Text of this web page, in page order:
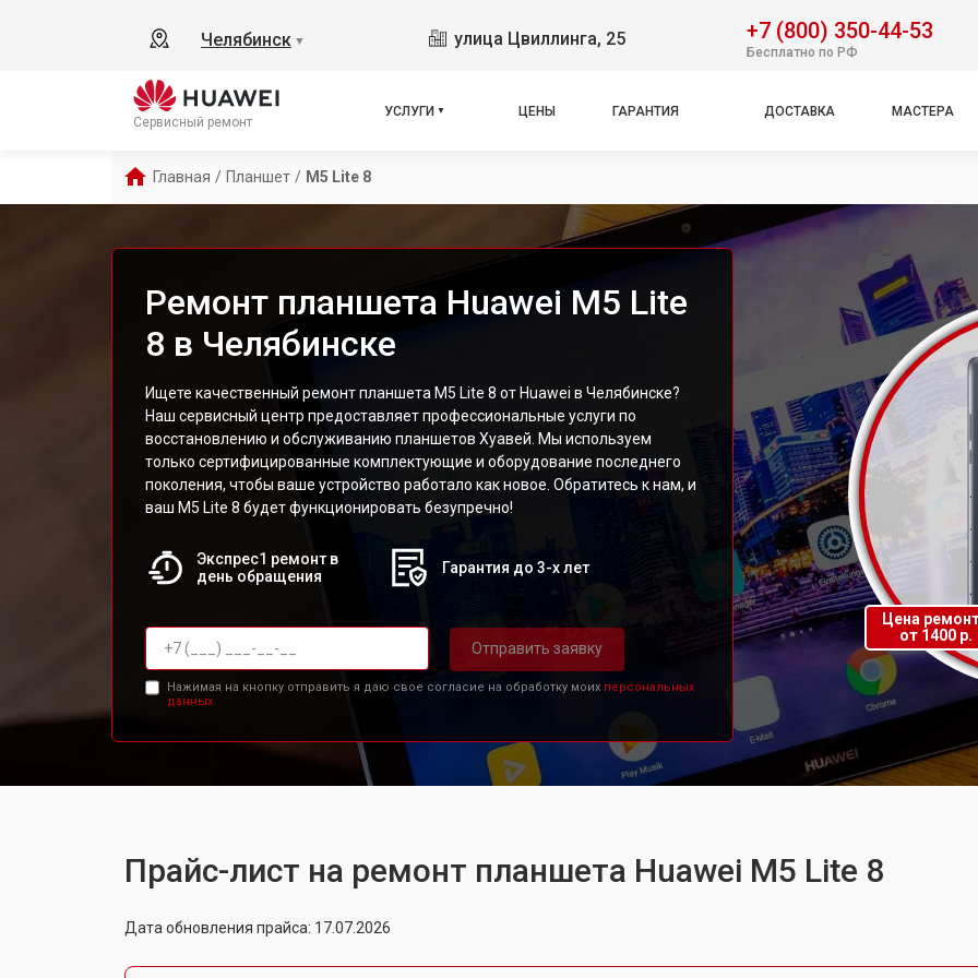
Челябинск ▼ улица Цвиллинга, 25 +7 (800) 350-44-53
Бесплатно по РФ
Сервисный ремонт
УСЛУГИ ЦЕНЫ ГАРАНТИЯ ДОСТАВКА МАСТЕРА
Главная / Планшет / M5 Lite 8
Ремонт планшета Huawei M5 Lite
8 в Челябинске
Ищете качественный ремонт планшета M5 Lite 8 от Huawei в Челябинске?
Наш сервисный центр предоставляет профессиональные услуги по
восстановлению и обслуживанию планшетов Хуавей. Мы используем
только сертифицированные комплектующие и оборудование последнего
поколения, чтобы ваше устройство работало как новое. Обратитесь к нам, и
ваш M5 Lite 8 будет функционировать безупречно!
Экспрес1 ремонт в
день обращения
Гарантия до 3-х лет
Отправить заявку
Нажимая на кнопку отправить я даю свое согласие на обработку моих персональных
данных.
Цена
от 1400 р.
Прайс-лист на ремонт планшета Huawei M5 Lite 8
Дата обновления прайса: 17.07.2026